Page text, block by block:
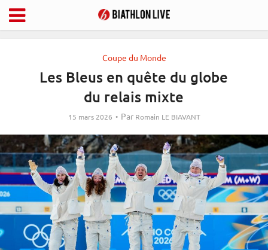
Coupe du Monde
Les Bleus en quête du globe
du relais mixte
15 mars 2026 Par Romain LE BIAVANT